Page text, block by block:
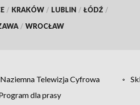
/ KRAKÓW / LUBLIN / ŁÓDŹ /
/ WROCŁAW
Naziemna Telewizja Cyfrowa
dla prasy